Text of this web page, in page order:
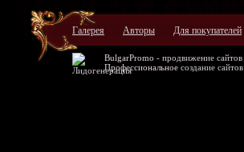
Галерея Авторы Для покупателей
BulgarPromo - продвижение сайтов
Профессиональное создание сайтов